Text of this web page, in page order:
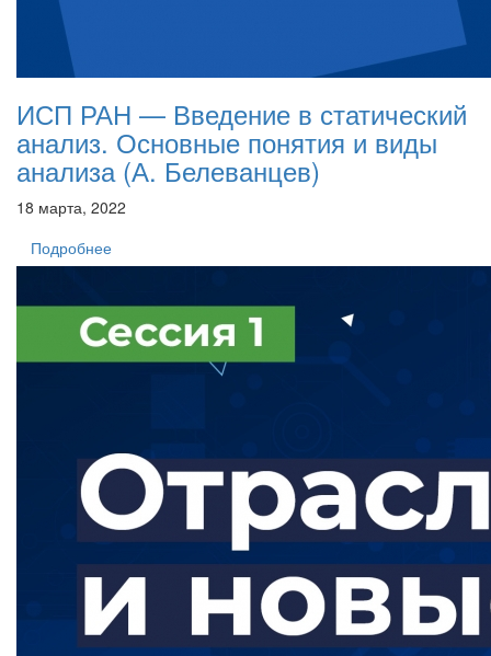
ИСП РАН — Введение в статический
анализ. Основные понятия и виды
анализа (А. Белеванцев)
18 марта, 2022
Подробнее